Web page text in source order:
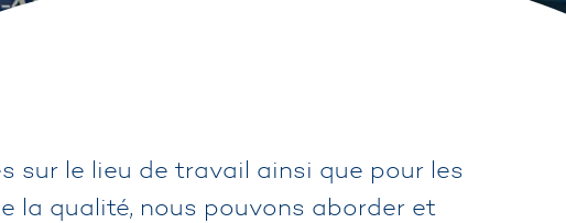
sur le lieu de travail ainsi que pour les
la qualité, nous pouvons aborder et